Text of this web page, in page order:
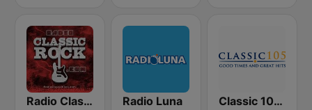
Radio Classic Rock Radio Luna Classic 105 FM